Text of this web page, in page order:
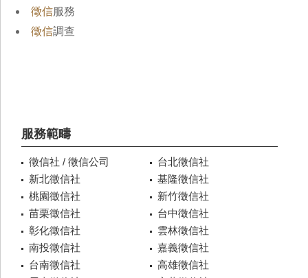
徵信服務
徵信調查
服務範疇
徵信社 / 徵信公司
台北徵信社
新北徵信社
基隆徵信社
桃園徵信社
新竹徵信社
苗栗徵信社
台中徵信社
彰化徵信社
雲林徵信社
南投徵信社
嘉義徵信社
台南徵信社
高雄徵信社